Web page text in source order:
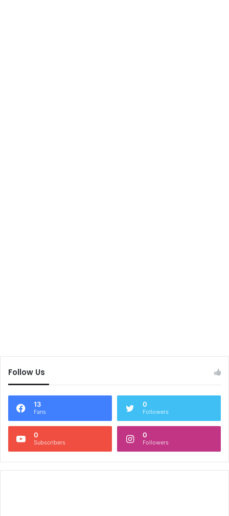
Follow Us
13
Fans
0
Followers
0
Subscribers
0
Followers